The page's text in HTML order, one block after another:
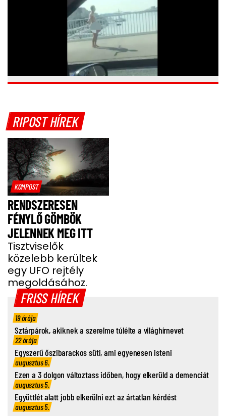
RIPOST HÍREK
KOMPOST
RENDSZERESEN
FÉNYLŐ GÖMBÖK
JELENNEK MEG ITT
Tisztviselők
közelebb kerültek
egy UFO rejtély
megoldásához.
FRISS HÍREK
19 órája
Sztárpárok, akiknek a szerelme túlélte a világhírnevet
22 órája
Egyszerű őszibarackos süti, ami egyenesen isteni
augusztus 6.
Ezen a 3 dolgon változtass időben, hogy elkerüld a demenciát
augusztus 5.
Együttlét alatt jobb elkerülni ezt az ártatlan kérdést
augusztus 5.